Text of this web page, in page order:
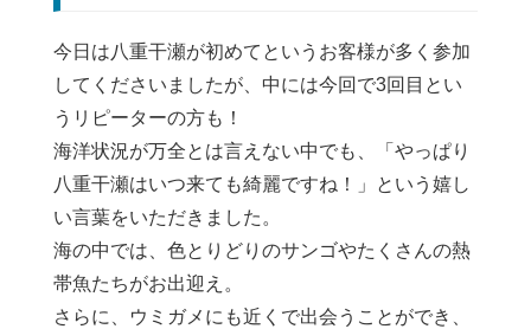
今日は八重干瀬が初めてというお客様が多く参加
してくださいましたが、中には今回で3回目とい
うリピーターの方も！
海洋状況が万全とは言えない中でも、「やっぱり
八重干瀬はいつ来ても綺麗ですね！」という嬉し
い言葉をいただきました。
海の中では、色とりどりのサンゴやたくさんの熱
帯魚たちがお出迎え。
さらに、ウミガメにも近くで出会うことができ、